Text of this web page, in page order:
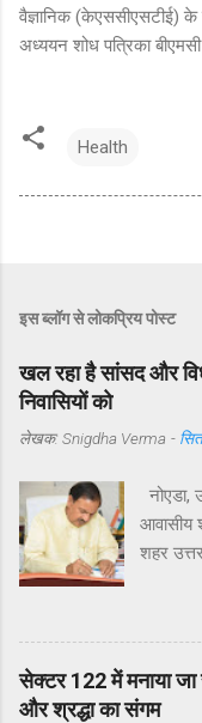
वैज्ञानिक (केएससीएसटीई)
अध्ययन शोध पत्रिका
Health
इस ब्लॉग से लोकप्रिय पोस्ट
खल रहा है सांसद और
निवासियों को
लेखक: Snigdha Verma -
नोएडा,
आवासीय
शहर
विगत
का
नोएडा
सेक्टर 122 में मनाया जा
और श्रद्धा का संगम